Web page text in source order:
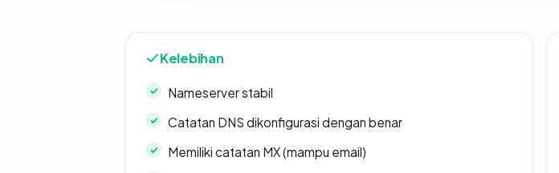
Kelebihan
Nameserver stabil
Catatan DNS dikonfigurasi dengan benar
Memiliki catatan MX (mampu email)